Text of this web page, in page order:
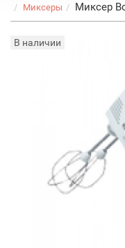
Миксеры Миксер
В наличии